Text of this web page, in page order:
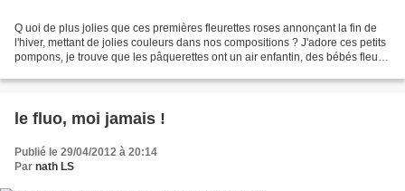
Q uoi de plus jolies que ces premières fleurettes roses annonçant la fin de
l'hiver, mettant de jolies couleurs dans nos compositions ? J'adore ces petits
pompons, je trouve que les pâquerettes ont un air enfantin, des bébés fleurs
le fluo, moi jamais !
Publié le 29/04/2012 à 20:14
Par nath LS